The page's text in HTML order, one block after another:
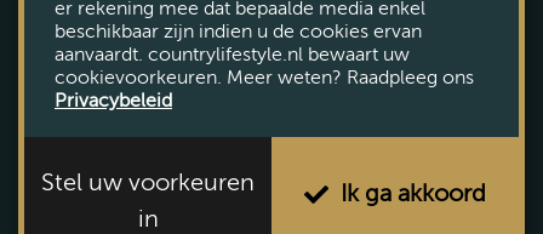
er rekening mee dat bepaalde media enkel
beschikbaar zijn indien u de cookies ervan
aanvaardt. countrylifestyle.nl bewaart uw
cookievoorkeuren. Meer weten? Raadpleeg ons
Privacybeleid
Stel uw voorkeuren
in
Ik ga akkoord